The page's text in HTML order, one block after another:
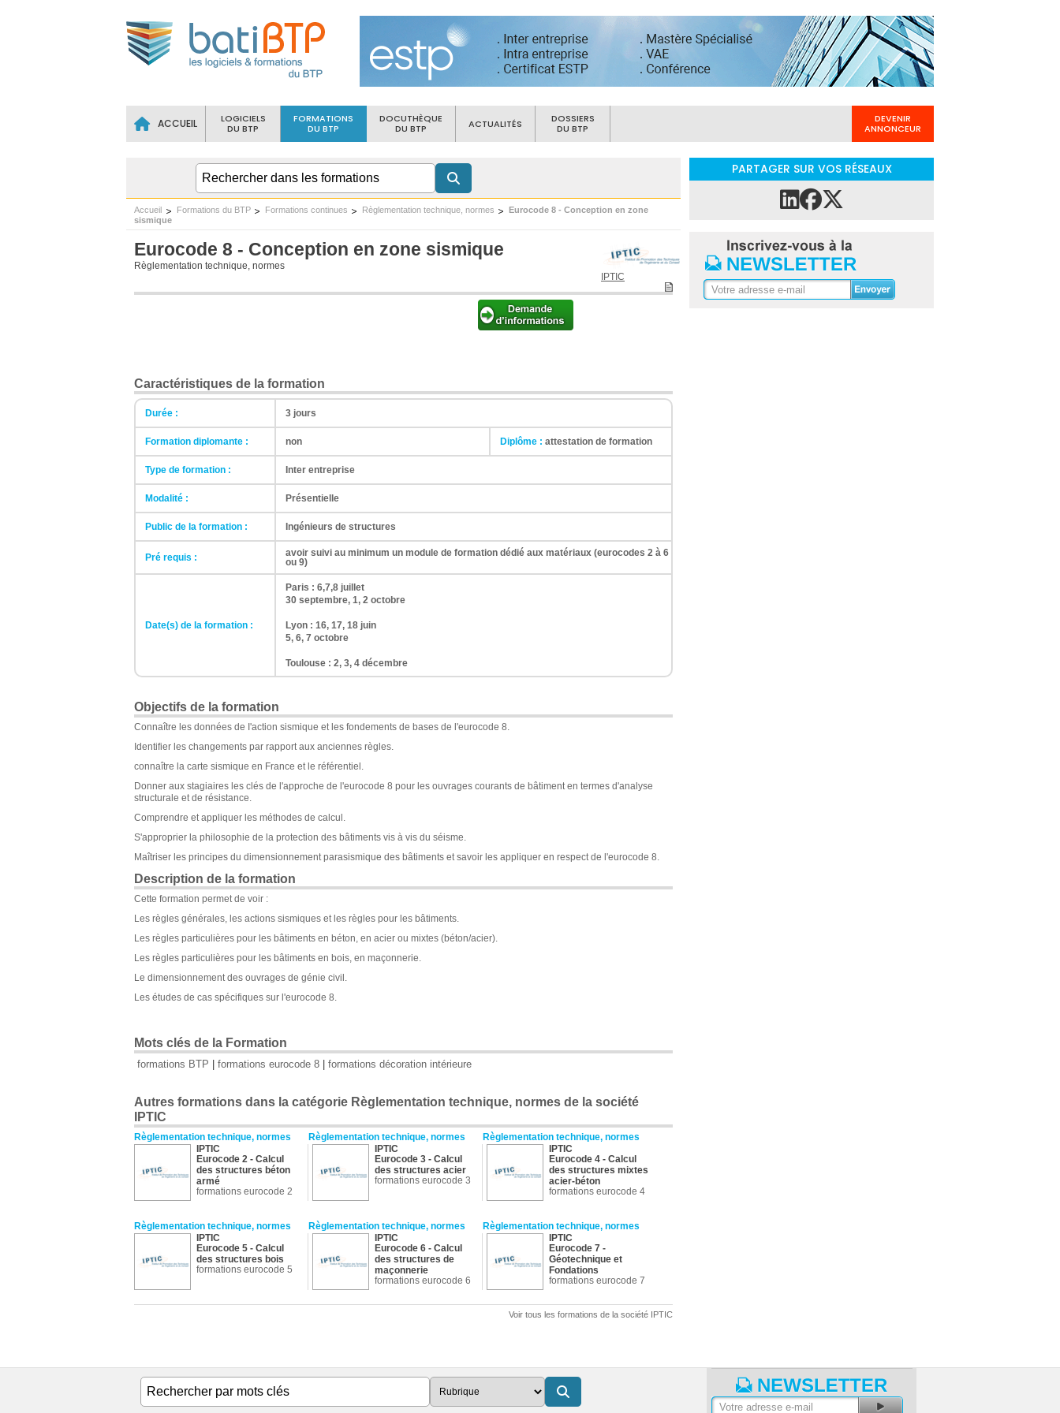
ACCUEIL
LOGICIELS
DU BTP
FORMATIONS
DU BTP
DOCUTHÈQUE
DU BTP
ACTUALITÉS
DOSSIERS
DU BTP
DEVENIR
ANNONCEUR
Accueil Formations du BTP Formations continues Règlementation technique, normes
Eurocode 8 - Conception en zone
sismique
Eurocode 8 - Conception en zone sismique
Règlementation technique, normes
IPTIC
Caractéristiques de la formation
Durée : 3 jours
Formation diplomante : non Diplôme : attestation de formation
Type de formation : Inter entreprise
Modalité : Présentielle
Public de la formation : Ingénieurs de structures
Pré requis :
avoir suivi au minimum un module de formation dédié aux matériaux (eurocodes 2 à 6
ou 9)
Date(s) de la formation :
Paris : 6,7,8 juillet
30 septembre, 1, 2 octobre
Lyon : 16, 17, 18 juin
5, 6, 7 octobre
Toulouse : 2, 3, 4 décembre
Objectifs de la formation
Connaître les données de I'action sismique et les fondements de bases de l'eurocode 8.
Identifier les changements par rapport aux anciennes règles.
connaître la carte sismique en France et le référentiel.
Donner aux stagiaires les clés de l'approche de l'eurocode 8 pour les ouvrages courants de bâtiment en termes d'analyse
structurale et de résistance.
Comprendre et appliquer les méthodes de calcul.
S'approprier la philosophie de la protection des bâtiments vis à vis du séisme.
Maîtriser les principes du dimensionnement parasismique des bâtiments et savoir les appliquer en respect de l'eurocode 8.
Description de la formation
Cette formation permet de voir :
Les règles générales, les actions sismiques et les règles pour les bâtiments.
Les règles particulières pour les bâtiments en béton, en acier ou mixtes (béton/acier).
Les règles particulières pour les bâtiments en bois, en maçonnerie.
Le dimensionnement des ouvrages de génie civil.
Les études de cas spécifiques sur l'eurocode 8.
Mots clés de la Formation
formations BTP formations eurocode 8 formations décoration intérieure
Autres formations dans la catégorie Règlementation technique, normes de la société
IPTIC
Règlementation technique, normes Règlementation technique, normes
Règlementation technique, normes
IPTIC
Eurocode 2 - Calcul
des structures béton
armé
formations eurocode 2
IPTIC
Eurocode 3 - Calcul
des structures acier
formations eurocode 3
IPTIC
Eurocode 4 - Calcul
des structures mixtes
acier-béton
formations eurocode 4
Règlementation technique, normes Règlementation technique, normes
Règlementation technique, normes
IPTIC
Eurocode 5 - Calcul
des structures bois
formations eurocode 5
IPTIC
Eurocode 6 - Calcul
des structures de
maçonnerie
formations eurocode 6
IPTIC
Eurocode 7 -
Géotechnique et
Fondations
formations eurocode 7
Règlementation technique, normes
formations eurocode 9
(Initiation)
formations electricité
Voir tous les formations de la société IPTIC
PARTAGER SUR VOS RÉSEAUX